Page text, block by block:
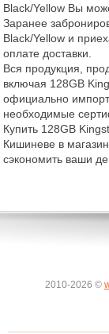
Black/Yellow Вы
Заранее
Black/Yellow и
оплате доставки.
Вся продукция,
включая 128GB
официально
необходимые
Купить 128GB
Кишиневе в
сэкономить ваши
2010-2026 ©